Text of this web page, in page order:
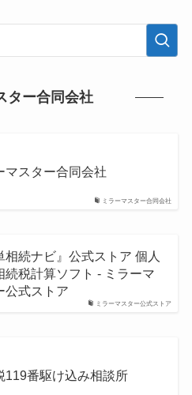
ター合同会社
ミラーマスター合同会社
マスター合同会社
ミラーマスター公式ストア
相続ナビ』公式ストア 個人
続税計算ソフト - ミラーマ
公式ストア
119番駆け込み相談所